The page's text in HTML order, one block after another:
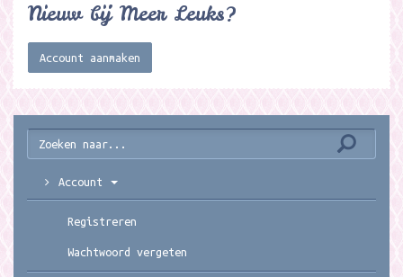
Nieuw bij Meer Leuks?
Account aanmaken
Account
Registreren
Wachtwoord vergeten